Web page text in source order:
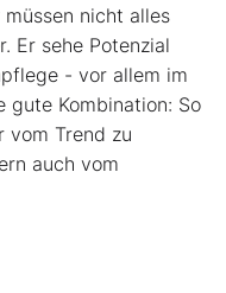
nicht alles
Er sehe Potenzial
- vor allem im
gute Kombination: So
vom Trend zu
auch vom